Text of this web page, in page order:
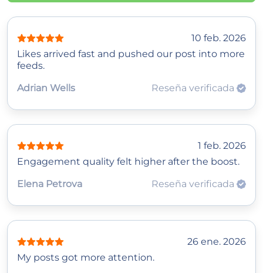
10 feb. 2026
Likes arrived fast and pushed our post into more
feeds.
Adrian Wells
Reseña verificada
1 feb. 2026
Engagement quality felt higher after the boost.
Elena Petrova
Reseña verificada
26 ene. 2026
My posts got more attention.